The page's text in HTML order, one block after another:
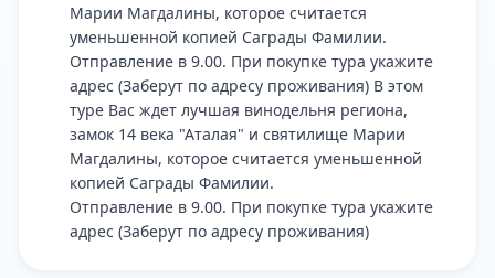
Марии Магдалины, которое считается
уменьшенной копией Саграды Фамилии.
Отправление в 9.00. При покупке тура укажите
адрес (Заберут по адресу проживания) В этом
туре Вас ждет лучшая винодельня региона,
замок 14 века "Аталая" и святилище Марии
Магдалины, которое считается уменьшенной
копией Саграды Фамилии.
Отправление в 9.00. При покупке тура укажите
адрес (Заберут по адресу проживания)